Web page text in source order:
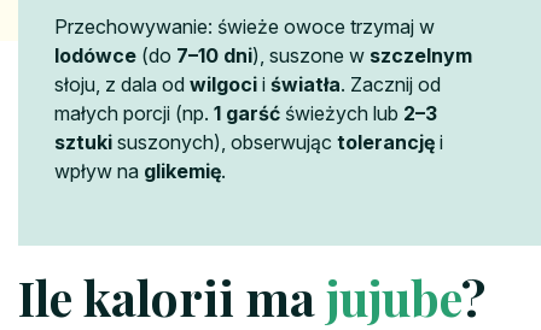
Przechowywanie: świeże owoce trzymaj w
lodówce (do 7–10 dni), suszone w szczelnym
słoju, z dala od wilgoci i światła. Zacznij od
małych porcji (np. 1 garść świeżych lub 2–3
sztuki suszonych), obserwując tolerancję i
wpływ na glikemię.
Ile kalorii majujube?